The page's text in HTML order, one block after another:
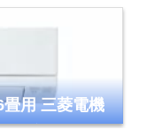
畳用 三菱電機
ーズ ピュアホ